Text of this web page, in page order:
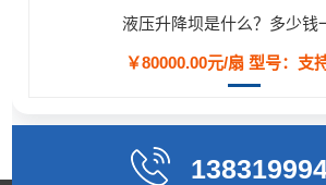
液压升降坝是什么？多少钱
￥80000.00元/扇 型号：支